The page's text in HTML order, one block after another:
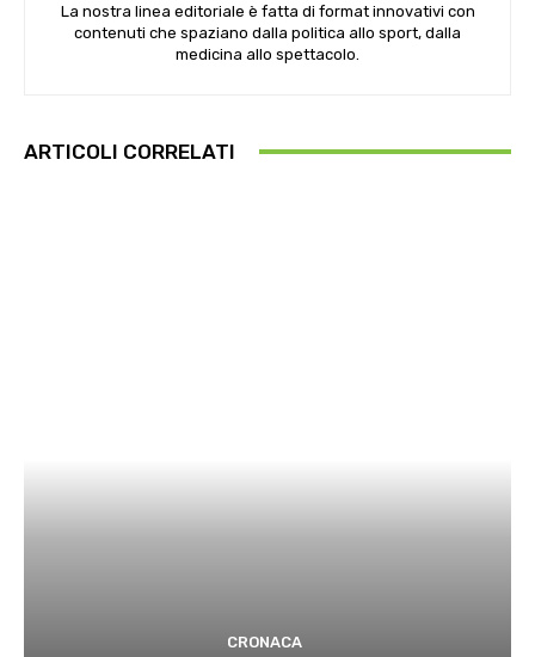
La nostra linea editoriale è fatta di format innovativi con
contenuti che spaziano dalla politica allo sport, dalla
medicina allo spettacolo.
ARTICOLI CORRELATI
CRONACA